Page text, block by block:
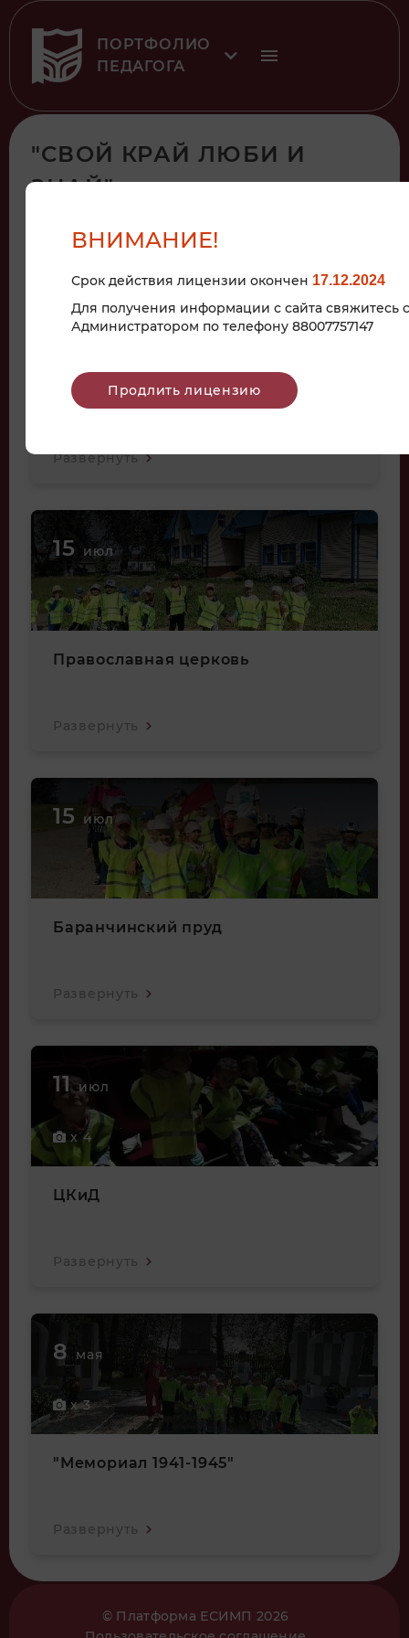
ПОРТФОЛИО
ПЕДАГОГА
"СВОЙ КРАЙ ЛЮБИ И
ЗНАЙ"
15 июл
x 3
Памятник ВДВ
Развернуть
15 июл
Православная церковь
Развернуть
15 июл
Баранчинский пруд
Развернуть
11 июл
x 4
ЦКиД
Развернуть
8 мая
x 3
"Мемориал 1941-1945"
Развернуть
© Платформа ЕСИМП 2026
ВНИМАНИЕ!
Срок действия лицензии окончен 17.12.2024
Для получения информации с сайта свяжитесь с
Администратором по телефону 88007757147
Продлить лицензию